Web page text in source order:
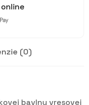
(0)
bavlny vresovej